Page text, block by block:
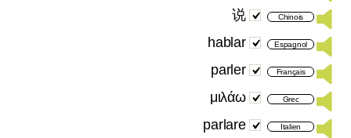
Chinois
说
Espagnol
hablar
Français
parler
Grec
μιλάω
Italien
parlare